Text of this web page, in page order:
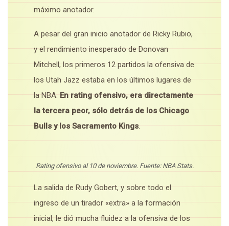
máximo anotador.
A pesar del gran inicio anotador de Ricky Rubio,
y el rendimiento inesperado de Donovan
Mitchell, los primeros 12 partidos la ofensiva de
los Utah Jazz estaba en los últimos lugares de
la NBA. En rating ofensivo, era directamente
la tercera peor, sólo detrás de los Chicago
Bulls y los Sacramento Kings.
Rating ofensivo al 10 de noviembre. Fuente: NBA Stats.
La salida de Rudy Gobert, y sobre todo el
ingreso de un tirador «extra» a la formación
inicial, le dió mucha fluidez a la ofensiva de los